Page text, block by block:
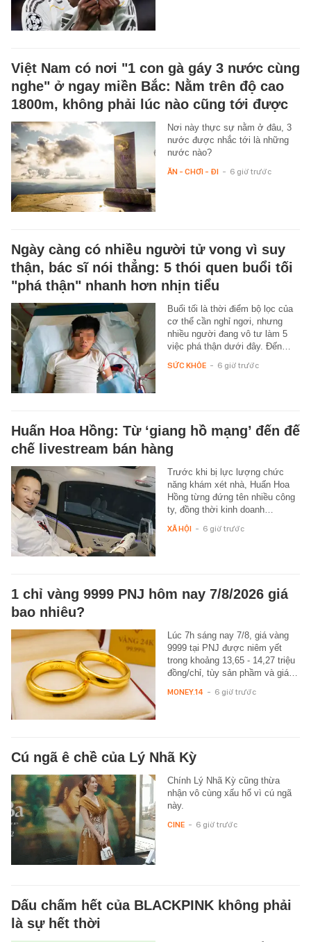
Việt Nam có nơi "1 con gà gáy 3 nước cùng
nghe" ở ngay miền Bắc: Nằm trên độ cao
1800m, không phải lúc nào cũng tới được
Nơi này thực sự nằm ở đâu, 3
nước được nhắc tới là những
nước nào?
ĂN - CHƠI - ĐI - 6 giờ trước
Ngày càng có nhiều người tử vong vì suy
thận, bác sĩ nói thẳng: 5 thói quen buổi tối
"phá thận" nhanh hơn nhịn tiểu
Buổi tối là thời điểm bộ lọc của
cơ thể cần nghỉ ngơi, nhưng
nhiều người đang vô tư làm 5
việc phá thận dưới đây. Đến…
SỨC KHỎE - 6 giờ trước
Huấn Hoa Hồng: Từ ‘giang hồ mạng’ đến đế
chế livestream bán hàng
Trước khi bị lực lượng chức
năng khám xét nhà, Huấn Hoa
Hồng từng đứng tên nhiều công
ty, đồng thời kinh doanh…
XÃ HỘI - 6 giờ trước
1 chỉ vàng 9999 PNJ hôm nay 7/8/2026 giá
bao nhiêu?
Lúc 7h sáng nay 7/8, giá vàng
9999 tại PNJ được niêm yết
trong khoảng 13,65 - 14,27 triệu
đồng/chỉ, tùy sản phầm và giá…
MONEY.14 - 6 giờ trước
Cú ngã ê chề của Lý Nhã Kỳ
Chính Lý Nhã Kỳ cũng thừa
nhận vô cùng xấu hổ vì cú ngã
này.
CINE - 6 giờ trước
Dấu chấm hết của BLACKPINK không phải
là sự hết thời